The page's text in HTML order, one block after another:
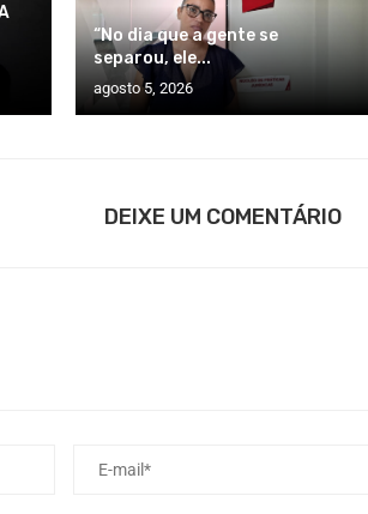
“No dia que a gente se
separou, ele...
agosto 5, 2026
DEIXE UM COMENTÁRIO